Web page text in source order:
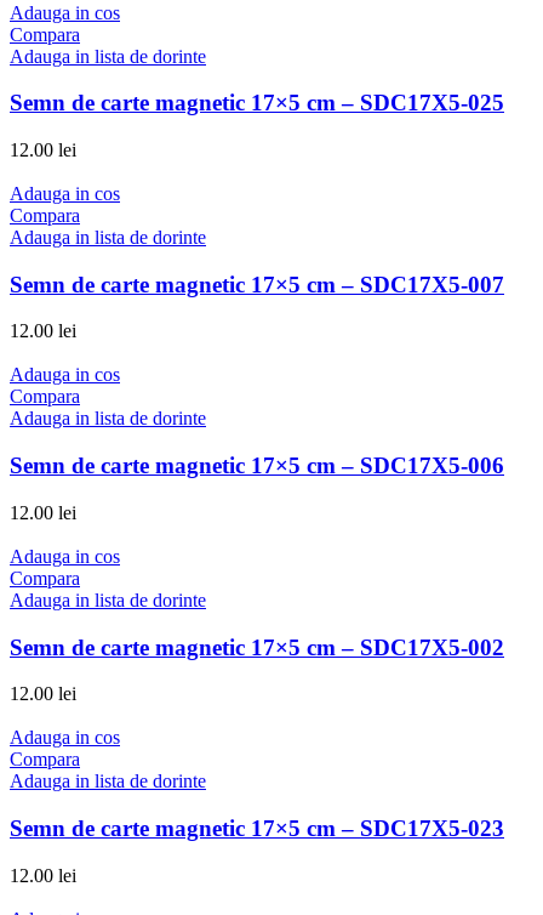
Adauga in cos
Compara
Adauga in lista de dorinte
Semn de carte magnetic 17×5 cm – SDC17X5-025
12.00 lei
Adauga in cos
Compara
Adauga in lista de dorinte
Semn de carte magnetic 17×5 cm – SDC17X5-007
12.00 lei
Adauga in cos
Compara
Adauga in lista de dorinte
Semn de carte magnetic 17×5 cm – SDC17X5-006
12.00 lei
Adauga in cos
Compara
Adauga in lista de dorinte
Semn de carte magnetic 17×5 cm – SDC17X5-002
12.00 lei
Adauga in cos
Compara
Adauga in lista de dorinte
Semn de carte magnetic 17×5 cm – SDC17X5-023
12.00 lei